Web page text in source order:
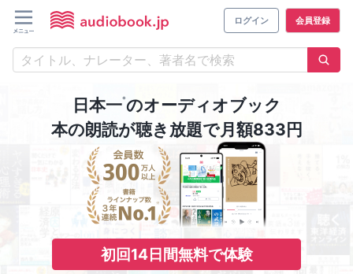
ログイン 会員登録
日本一※のオーディオブック
本の朗読が聴き放題で月額833円
初回14日間無料で体験